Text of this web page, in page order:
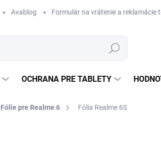
Avablog Formulár na vrátenie a reklamácie
Hľadať
OCHRANA PRE TABLETY
Fólie pre Realme 6 Fólia Realme 6S